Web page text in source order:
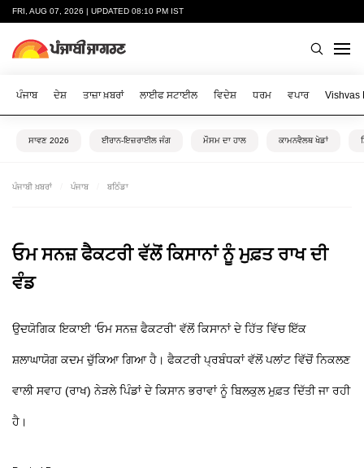
FRI, AUG 07, 2026 | UPDATED 08:10 PM IST
ਪੰਜਾਬ ਦੇਸ਼ ਤਾਜ਼ਾ ਖ਼ਬਰਾਂ ਲਾਈਫ ਸਟਾਈਲ ਵਿਦੇਸ਼ ਧਰਮ ਵਪਾਰ Vishvas
ਸਾਵਣ 2026 ਈਰਾਨ-ਇਜ਼ਰਾਈਲ ਜੰਗ ਮੌਸਮ ਦਾ ਹਾਲ ਕਾਮਨਵੈਲਥ ਖੇਡਾਂ
ਪੰਜਾਬੀ ਖ਼ਬਰਾਂ ਪੰਜਾਬ ਬਠਿੰਡਾ
ਓਮ ਸਨਜ਼ ਫੈਕਟਰੀ ਵੱਲੋਂ ਕਿਸਾਨਾਂ ਨੂੰ ਮੁਫ਼ਤ ਰਾਖ ਦੀ
ਵੰਡ
ਉਦਯੋਗਿਕ ਇਕਾਈ ‘ਓਮ ਸਨਜ਼ ਫੈਕਟਰੀ’ ਵੱਲੋਂ ਕਿਸਾਨਾਂ ਦੇ ਹਿੱਤ ਵਿੱਚ ਇੱਕ
ਸ਼ਲਾਘਾਯੋਗ ਕਦਮ ਚੁੱਕਿਆ ਗਿਆ ਹੈ। ਫੈਕਟਰੀ ਪ੍ਰਬੰਧਕਾਂ ਵੱਲੋਂ ਪਲਾਂਟ ਵਿੱਚੋਂ ਨਿਕਲਣ
ਵਾਲੀ ਸਵਾਹ (ਰਾਖ) ਨੇੜਲੇ ਪਿੰਡਾਂ ਦੇ ਕਿਸਾਨ ਭਰਾਵਾਂ ਨੂੰ ਬਿਲਕੁਲ ਮੁਫ਼ਤ ਦਿੱਤੀ ਜਾ ਰਹੀ
ਹੈ।